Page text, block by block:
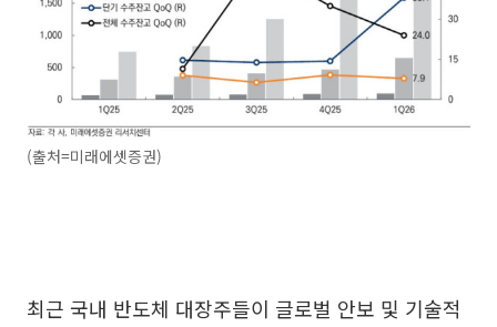
(출처=미래에셋증권)
최근 국내 반도체 대장주들이 글로벌 안보 및 기술적